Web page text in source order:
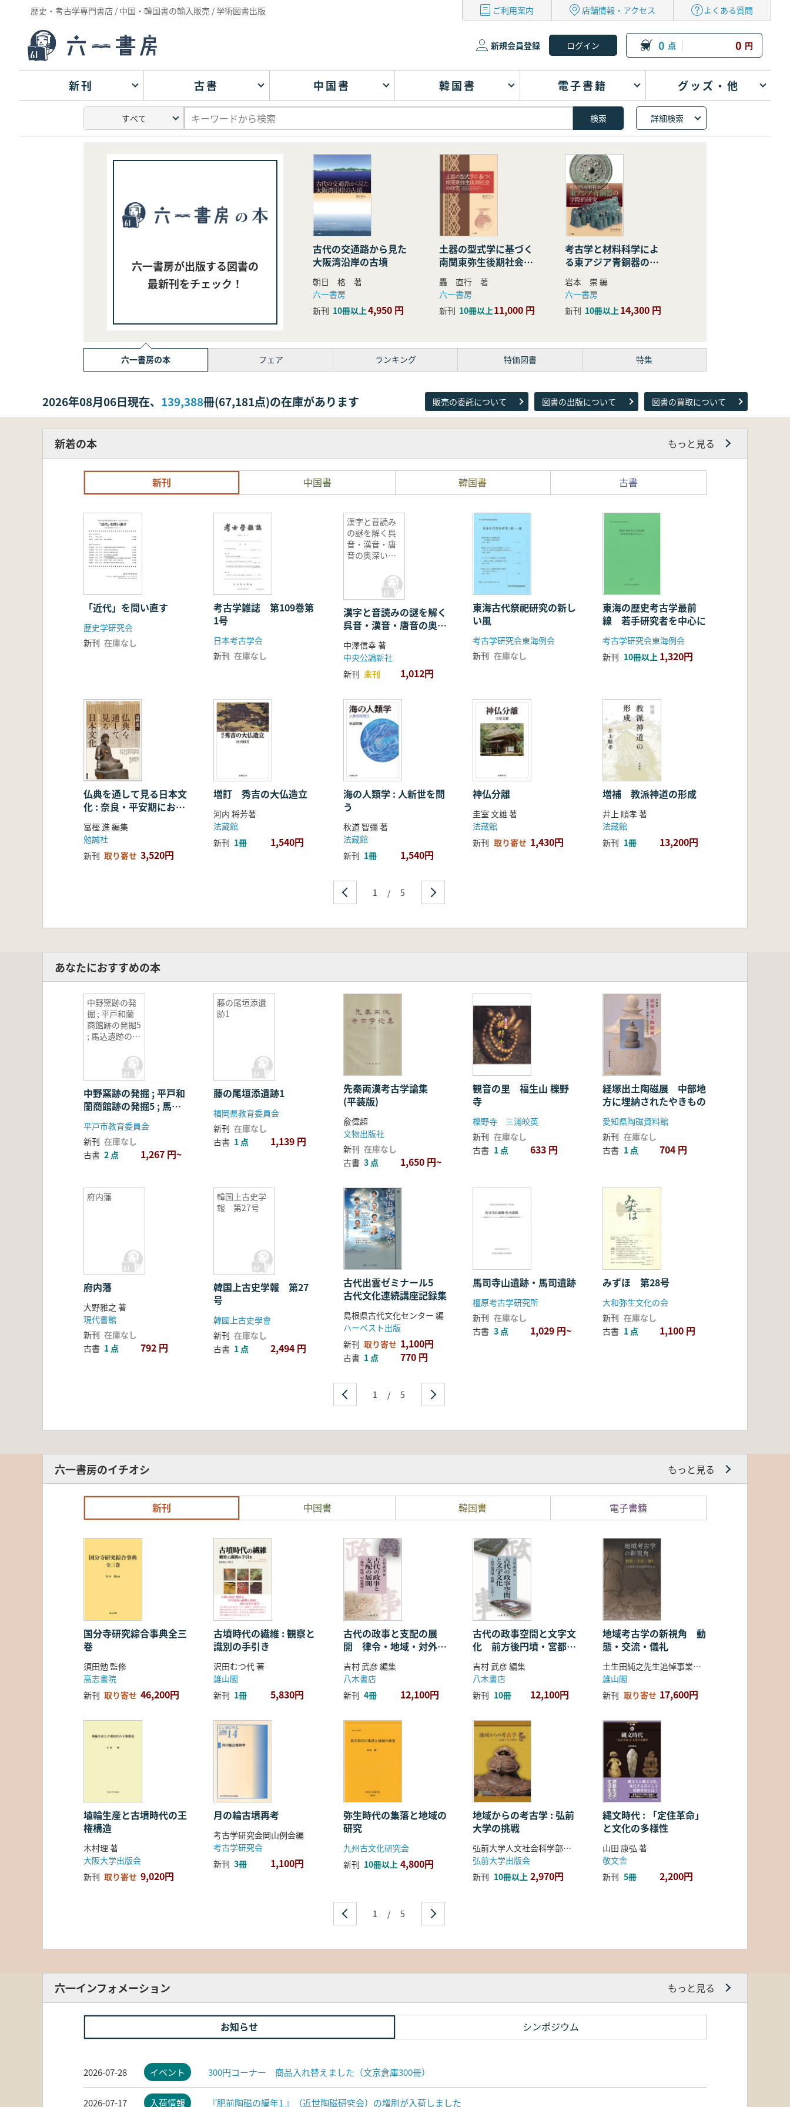
歴史・考古学専門書店 / 中国・韓国書の輸入販売 / 学術図書出版 ご利用案内 店舗情報・アクセス よくある質問
新規会員登録 0 点 0 円
新刊 古書 中国書 韓国書 電子書籍 グッズ・他
詳細検索
六一書房が出版する図書の
最新刊をチェック！
古代の交通路から見た
大阪湾沿岸の古墳
朝日 格 著
六一書房
新刊 10冊以上4,950 円
土器の型式学に基づく
南関東弥生後期社会の
研究
轟 直行 著
六一書房
新刊 10冊以上11,000 円
考古学と材料科学によ
る東アジア青銅器の学
際的研究
岩本 崇 編
六一書房
新刊 10冊以上14,300 円
六一書房の本 フェア ランキング 特価図書 特集
2026年08月06日現在、 139,388冊(67,181点)の在庫があります 販売の委託について 図書の出版について 図書の買取について
新着の本 もっと見る
新刊 中国書 韓国書 古書
「近代」を問い直す
歴史学研究会
新刊 在庫なし
考古学雑誌 第109巻第
1号
日本考古学会
新刊 在庫なし
漢字と音読み
の謎を解く呉
音・漢音・唐
音の奥深い世
漢字と音読みの謎を解く
呉音・漢音・唐音の奥深
い世界
中澤信幸 著
中央公論新社
新刊 未刊 1,012円
東海古代祭祀研究の新し
い風
考古学研究会東海例会
新刊 在庫なし
東海の歴史考古学最前
線 若手研究者を中心に
考古学研究会東海例会
新刊 10冊以上 1,320円
仏典を通して見る日本文
化 : 奈良・平安期におけ
る仏教の受容・融合・展
開
冨樫 進 編集
勉誠社
新刊 取り寄せ 3,520円
増訂 秀吉の大仏造立
河内 将芳著
法蔵館
新刊 1冊 1,540円
海の人類学 : 人新世を問
う
秋道 智彌 著
法藏館
新刊 1冊 1,540円
神仏分離
圭室 文雄 著
法藏館
新刊 取り寄せ 1,430円
増補 教派神道の形成
井上 順孝 著
法藏館
新刊 1冊 13,200円
1 / 5
あなたにおすすめの本
中野窯跡の発
掘 ; 平戸和蘭
商館跡の発掘5
; 馬込遺跡の発
中野窯跡の発掘 ; 平戸和
蘭商館跡の発掘5 ; 馬込
遺跡の発掘3
平戸市教育委員会
新刊 在庫なし
古書 2 点 1,267 円~
藤の尾垣添遺
跡1
藤の尾垣添遺跡1
福岡県教育委員会
新刊 在庫なし
古書 1 点 1,139 円
先秦両漢考古学論集
(平装版)
兪偉超
文物出版社
新刊 在庫なし
古書 3 点 1,650 円~
観音の里 福生山 櫟野
寺
櫟野寺 三浦皎英
新刊 在庫なし
古書 1 点 633 円
経塚出土陶磁展 中部地
方に埋納されたやきもの
愛知県陶磁資料館
新刊 在庫なし
古書 1 点 704 円
府内藩
府内藩
大野雅之 著
現代書館
新刊 在庫なし
古書 1 点 792 円
韓国上古史学
報 第27号
韓国上古史学報 第27
号
韓國上古史學會
新刊 在庫なし
古書 1 点 2,494 円
古代出雲ゼミナール5
古代文化連続講座記録集
島根県古代文化センター 編
ハーベスト出版
新刊 取り寄せ 1,100円
古書 1 点 770 円
馬司寺山遺跡・馬司遺跡
橿原考古学研究所
新刊 在庫なし
古書 3 点 1,029 円~
みずほ 第28号
大和弥生文化の会
新刊 在庫なし
古書 1 点 1,100 円
1 / 5
六一書房のイチオシ もっと見る
新刊 中国書 韓国書 電子書籍
国分寺研究綜合事典全三
巻
須田勉 監修
高志書院
新刊 取り寄せ 46,200円
古墳時代の繊維 : 観察と
識別の手引き
沢田むつ代 著
雄山閣
新刊 1冊 5,830円
古代の政事と支配の展
開 律令・地域・対外関
吉村 武彦 編集
八木書店
新刊 4冊 12,100円
古代の政事空間と文字文
化 前方後円墳・宮都・
吉村 武彦 編集
八木書店
新刊 10冊 12,100円
地域考古学の新視角 動
態・交流・儀礼
土生田純之先生追悼事業会 編
雄山閣
新刊 取り寄せ 17,600円
埴輪生産と古墳時代の王
権構造
木村理 著
大阪大学出版会
新刊 取り寄せ 9,020円
月の輪古墳再考
考古学研究会岡山例会編
考古学研究会
新刊 3冊 1,100円
弥生時代の集落と地域の
研究
九州古文化研究会
新刊 10冊以上 4,800円
地域からの考古学 : 弘前
大学の挑戦
弘前大学人文社会科学部北日本考古学研究センター 編
弘前大学出版会
新刊 10冊以上 2,970円
縄文時代 : 「定住革命」
と文化の多様性
山田 康弘 著
敬文舎
新刊 5冊 2,200円
1 / 5
六一インフォメーション もっと見る
お知らせ シンポジウム
2026-07-28 イベント 300円コーナー 商品入れ替えました（文京倉庫300冊）
2026-07-17 入荷情報 『肥前陶磁の編年1 』（近世陶磁研究会）の増刷が入荷しました